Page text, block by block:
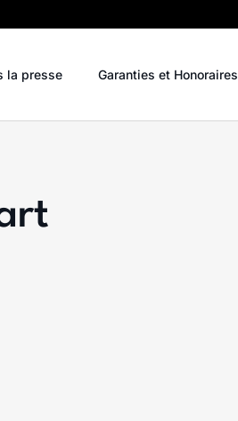
la presse Garanties et Honoraires